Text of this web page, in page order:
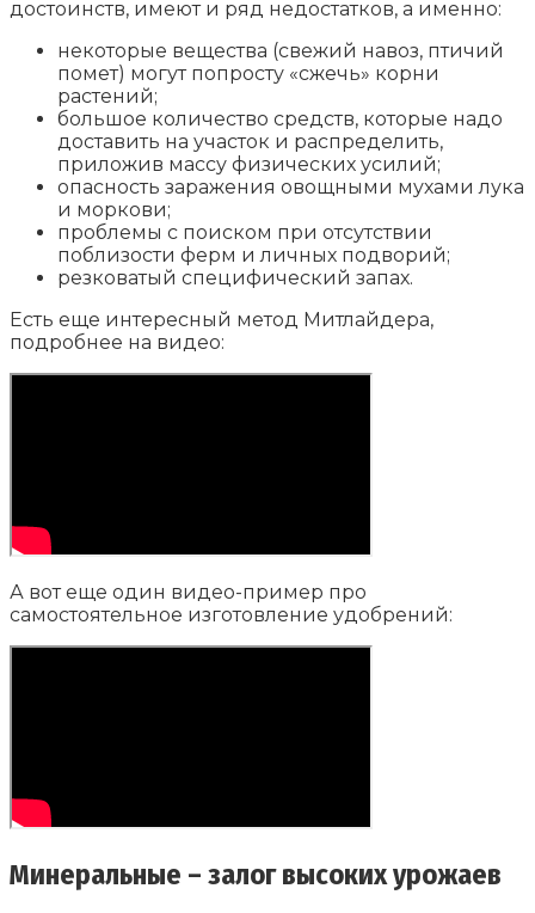
достоинств, имеют и ряд недостатков, а именно:
некоторые вещества (свежий навоз, птичий
помет) могут попросту «сжечь» корни
растений;
большое количество средств, которые надо
доставить на участок и распределить,
приложив массу физических усилий;
опасность заражения овощными мухами лука
и моркови;
проблемы с поиском при отсутствии
поблизости ферм и личных подворий;
резковатый специфический запах.
Есть еще интересный метод Митлайдера,
подробнее на видео:
А вот еще один видео-пример про
самостоятельное изготовление удобрений:
Минеральные – залог высоких урожаев